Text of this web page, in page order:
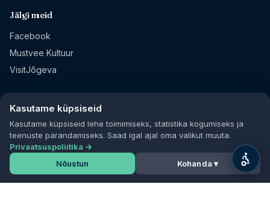
Jälgi meid
Facebook
Mustvee Kultuur
VisitJõgeva
© 2026 Mustvee vald
Mustvee valla suuremad
üritused 2026
Kasutame küpsiseid
Kasutame küpsiseid lehe toimimiseks, statistika kogumiseks ja
teenuste parandamiseks. Saad igal ajal oma valikut muuta.
Privaatsuspoliitika →
Nõustun
Kohanda ▾